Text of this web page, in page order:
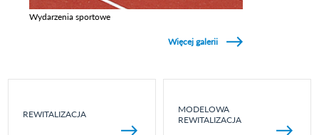
Wydarzenia sportowe
Więcej galerii
REWITALIZACJA
MODELOWA
REWITALIZACJA